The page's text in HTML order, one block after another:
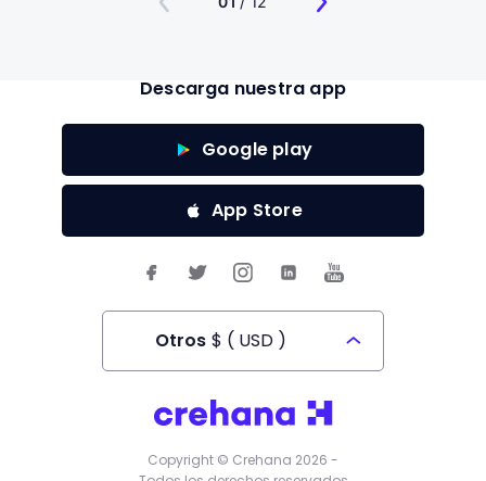
Descarga nuestra app
Google play
App Store
Otros $ ( USD )